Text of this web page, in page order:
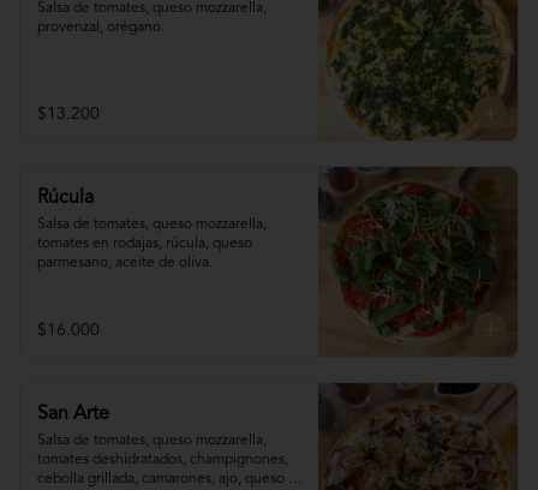
Salsa de tomates, queso mozzarella,
provenzal, orégano.
$13.200
Rúcula
Salsa de tomates, queso mozzarella,
tomates en rodajas, rúcula, queso
parmesano, aceite de oliva.
$16.000
San Arte
Salsa de tomates, queso mozzarella,
tomates deshidratados, champignones,
cebolla grillada, camarones, ajo, queso